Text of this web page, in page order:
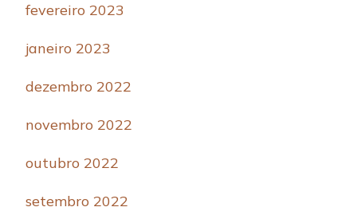
fevereiro 2023
janeiro 2023
dezembro 2022
novembro 2022
outubro 2022
setembro 2022